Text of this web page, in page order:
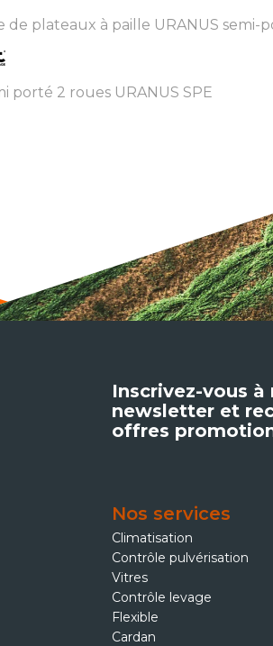
de plateaux à paille URANUS semi-
porté 2 roues URANUS SPE
Inscrivez-vous à
newsletter et
offres
Nos services
Climatisation
Contrôle pulvérisation
Vitres
Contrôle levage
Flexible
Cardan